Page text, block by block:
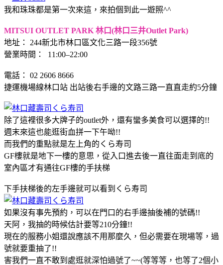
我和珠珠都是第一次來這，來拍個到此一遊照^^
MITSUI OUTLET PARK 林口(林口三井Outlet Park)
地址： 244新北市林口區文化三路一段356號
營業時間： 11:00–22:00
電話： 02 2606 8666
捷運機場線林口站 出站後右手邊的文路三路一直直走約5分鐘
除了這裡很多大牌子的outlet外，還有蠻多美食可以選擇的!!
週末來這也能逛街血拼一下午呦!!
而我們的重點就是左上角的くら寿司
GF樓就是地下一樓的意思，從入口進去後一直往面走到底的
室內區才有通往GF樓的手扶梯
下手扶梯後的左手邊就可以看到くら寿司
如果沒有事先預約，可以在門口的右手邊抽後補的號碼!!
天阿，我抽的時候估計要等210分鐘!!
現在的服務小姐還說應該不用那麼久，但必需要在現場等，過
號就要重抽了!!
害我們一直不敢到處逛就深怕過號了~~(等等等，也等了2個小